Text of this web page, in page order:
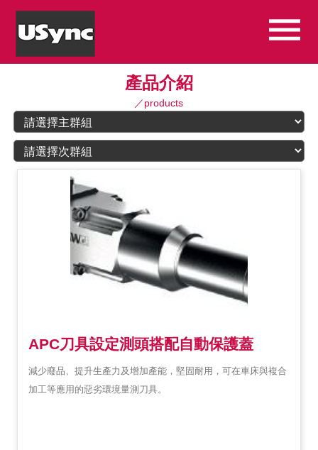
產品介紹
／products
APC刀具設定測頭搭配自動保護蓋
減少廢品、提升生產力及增加產能，堅固耐用，可在車床與複合
加工等應用的惡劣環境量測刀具。